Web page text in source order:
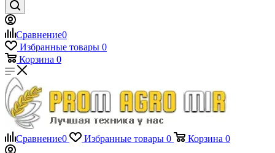
Сравнение0
Избранные товары 0
Корзина 0
Сравнение0 Избранные товары 0 Корзина 0